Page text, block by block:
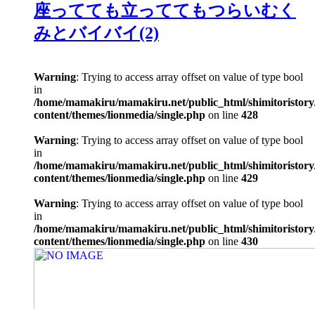
座ってても立っててもつらいむく
みとバイバイ(2)
Warning: Trying to access array offset on value of type bool
in
/home/mamakiru/mamakiru.net/public_html/
content/themes/lionmedia/single.php on line 428
Warning: Trying to access array offset on value of type bool
in
/home/mamakiru/mamakiru.net/public_html/
content/themes/lionmedia/single.php on line 429
Warning: Trying to access array offset on value of type bool
in
/home/mamakiru/mamakiru.net/public_html/
content/themes/lionmedia/single.php on line 430